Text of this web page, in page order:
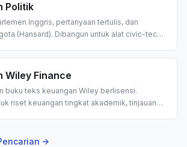
Politik
Inggris, pertanyaan tertulis, dan
(Hansard). Dibangun untuk alat civic-tech,
Wiley Finance
buku teks keuangan Wiley berlisensi.
riset keuangan tingkat akademik, tinjauan
→